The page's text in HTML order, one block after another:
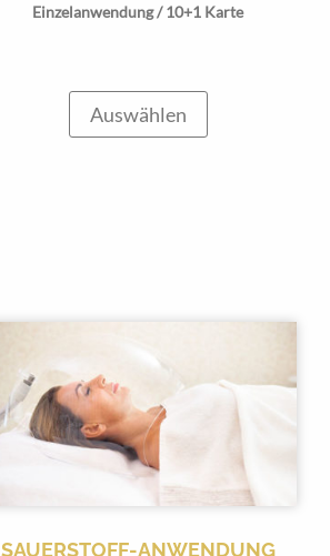
Einzelanwendung / 10+1 Karte
Auswählen
SAUERSTOFF-ANWENDUNG